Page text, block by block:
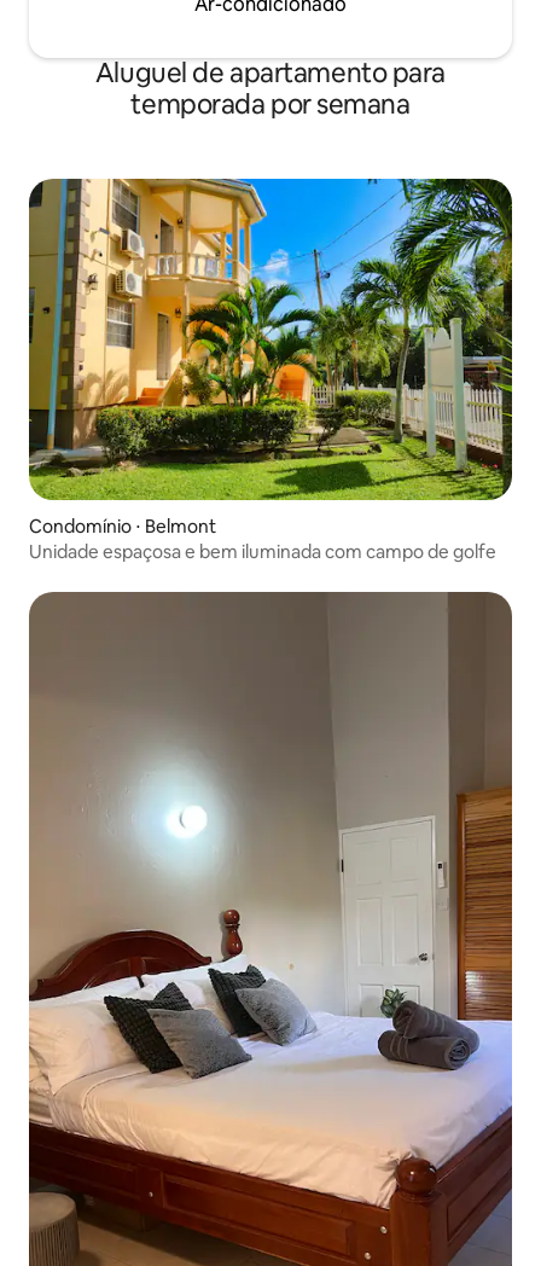
Aluguel de apartamento para
temporada por semana
Condomínio ⋅ Belmont
Unidade espaçosa e bem iluminada com campo de golfe